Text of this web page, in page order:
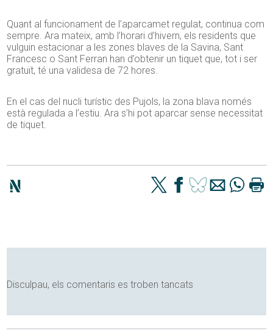
Quant al funcionament de l’aparcamet regulat, continua com
sempre. Ara mateix, amb l’horari d’hivern, els residents que
vulguin estacionar a les zones blaves de la Savina, Sant
Francesc o Sant Ferran han d’obtenir un tiquet que, tot i ser
gratuït, té una validesa de 72 hores.
En el cas del nucli turístic des Pujols, la zona blava només
està regulada a l’estiu. Ara s’hi pot aparcar sense necessitat
de tiquet.
Disculpau, els comentaris es troben tancats